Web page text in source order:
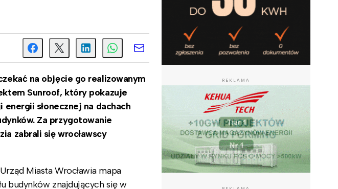
na objęcie go realizowanym
Sunroof, który pokazuje
energii słonecznej na dachach
Za przygotowanie
zabrali się wrocławscy
Miasta Wrocławia mapa
budynków znajdujących się w
REKLAMA